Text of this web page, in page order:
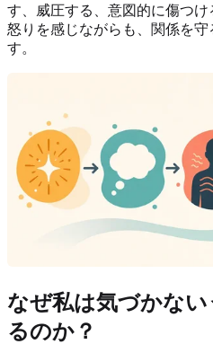
す、威圧する、意図的に傷つけ
怒りを感じながらも、関係を守
す。
なぜ私は気づかな
るのか？